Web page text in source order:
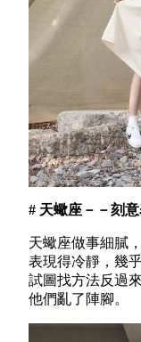
# 天蠍座－－刻
天蠍座做事細膩
表現得冷靜，幾
試圖找方法反過
他們亂了陣腳。